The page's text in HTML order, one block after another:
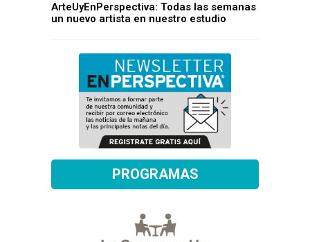
ArteUyEnPerspectiva: Todas las semanas
un nuevo artista en nuestro estudio
PROGRAMAS